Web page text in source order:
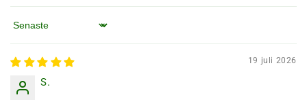
Sortera efter
19 juli 2026
S.